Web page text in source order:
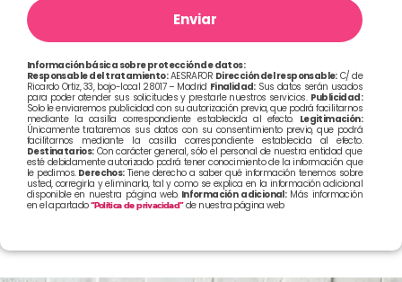
Enviar
Información básica sobre protección de datos:
Responsable del tratamiento:AESRAFOR Dirección del responsable:C/ de
Ricardo Ortiz, 33, bajo-local 28017 – Madrid Finalidad:Sus datos serán usados
para poder atender sus solicitudes y prestarle nuestros servicios. Publicidad:
Solo le enviaremos publicidad con su autorización previa, que podrá facilitarnos
mediante la casilla correspondiente establecida al efecto. Legitimación:
Únicamente trataremos sus datos con su consentimiento previo, que podrá
facilitarnos mediante la casilla correspondiente establecida al efecto.
Destinatarios:Con carácter general, sólo el personal de nuestra entidad que
esté debidamente autorizado podrá tener conocimiento de la información que
le pedimos.Derechos:Tiene derecho a saber qué información tenemos sobre
usted, corregirla y eliminarla, tal y como se explica en la información adicional
disponible en nuestra página web.Información adicional:Más información
en el apartado“Política de privacidad”de nuestra página web